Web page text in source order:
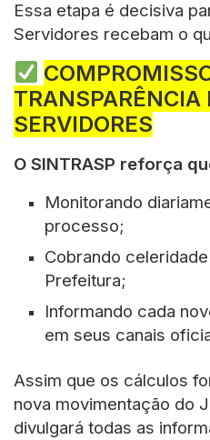
Essa etapa é decisiva
Servidores recebam o
TRANSPARÊNCIA
SERVIDORES
O SINTRASP reforça
Monitorando
processo;
Cobrando
Prefeitura;
Informando cada
em seus canais
Assim que os cálculos
nova movimentação do
divulgará todas as